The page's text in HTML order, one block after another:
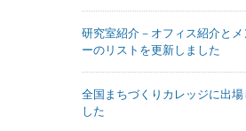
研究室紹介－オフィス紹介とメ
ーのリストを更新しました
全国まちづくりカレッジに出場
した